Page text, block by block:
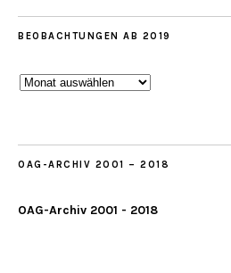
BEOBACHTUNGEN AB 2019
Beobachtungen
OAG-ARCHIV 2001 – 2018
OAG-Archiv 2001 - 2018